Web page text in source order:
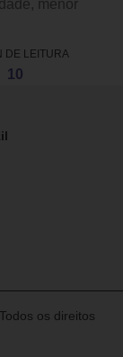
menor
DE LEITURA
10
os direitos